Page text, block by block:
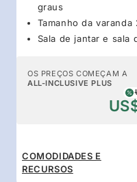
graus
Tamanho da varanda
Sala de jantar e sala
OS PREÇOS COMEÇAM A
ALL-INCLUSIVE PLUS
COMODIDADES E
RECURSOS